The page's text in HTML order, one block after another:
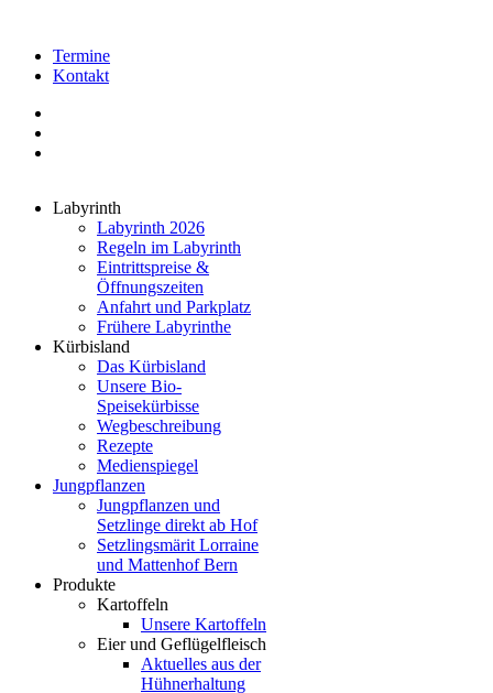
Termine
Kontakt
Labyrinth
Labyrinth 2026
Regeln im Labyrinth
Eintrittspreise &
Öffnungszeiten
Anfahrt und Parkplatz
Frühere Labyrinthe
Kürbisland
Das Kürbisland
Unsere Bio-
Speisekürbisse
Wegbeschreibung
Rezepte
Medienspiegel
Jungpflanzen
Jungpflanzen und
Setzlinge direkt ab Hof
Setzlingsmärit Lorraine
und Mattenhof Bern
Produkte
Kartoffeln
Unsere Kartoffeln
Eier und Geflügelfleisch
Aktuelles aus der
Hühnerhaltung